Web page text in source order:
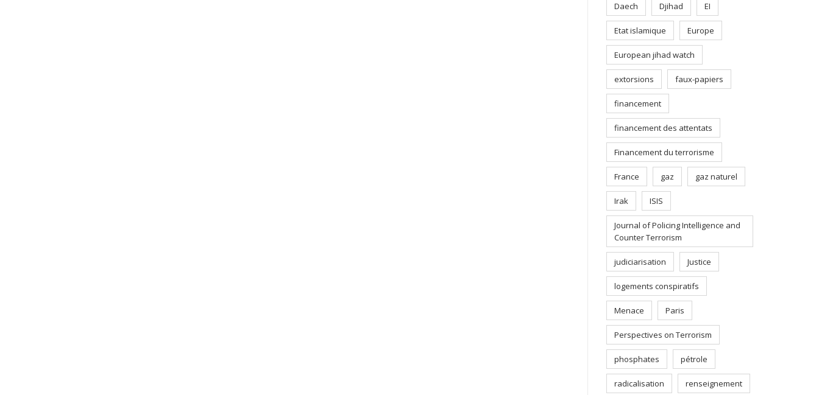
Daech Djihad EI
Etat islamique Europe
European jihad watch
extorsions faux-papiers
financement
financement des attentats
Financement du terrorisme
France gaz gaz naturel
Irak ISIS
Journal of Policing Intelligence and
Counter Terrorism
judiciarisation Justice
logements conspiratifs
Menace Paris
Perspectives on Terrorism
phosphates pétrole
radicalisation renseignement